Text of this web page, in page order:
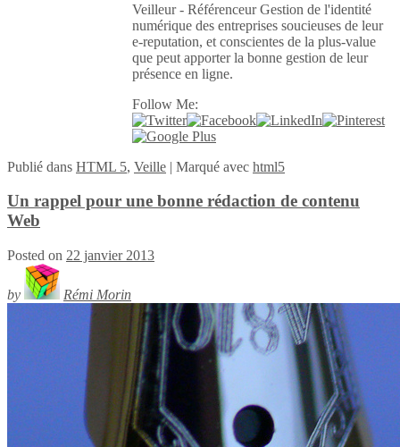
Veilleur - Référenceur Gestion de l'identité
numérique des entreprises soucieuses de leur
e-reputation, et conscientes de la plus-value
que peut apporter la bonne gestion de leur
présence en ligne.
Follow Me:
Publié dans HTML 5, Veille | Marqué avec html5
Un rappel pour une bonne rédaction de contenu
Web
Posted on 22 janvier 2013
by Rémi Morin